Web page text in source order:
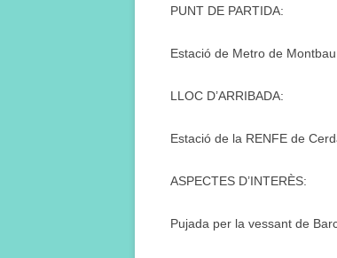
PUNT DE PARTIDA:
Estació de Metro de Montbau.
LLOC D’ARRIBADA:
Estació de la RENFE de
ASPECTES D’INTERÈS:
Pujada per la vessant de